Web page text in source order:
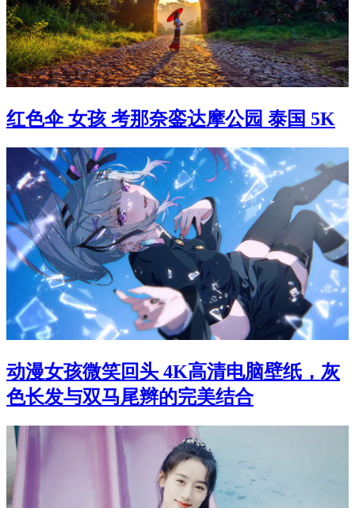
红色伞 女孩 考那奈銮达摩公园 泰国 5K
动漫女孩微笑回头 4K高清电脑壁纸，灰
色长发与双马尾辫的完美结合